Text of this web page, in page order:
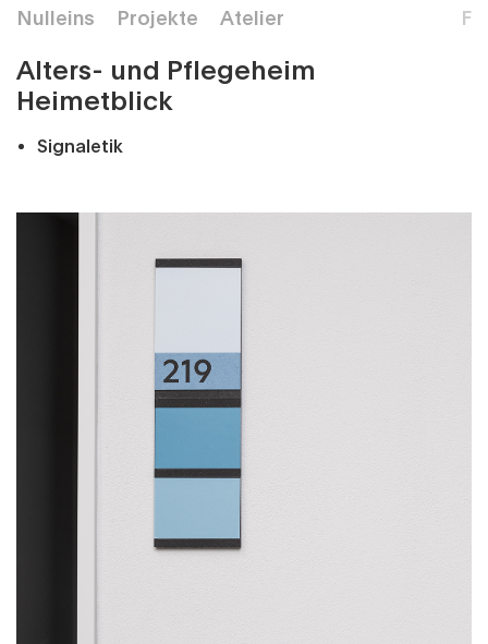
Nulleins Projekte Atelier F
Alters- und Pflegeheim
Heimetblick
Signaletik